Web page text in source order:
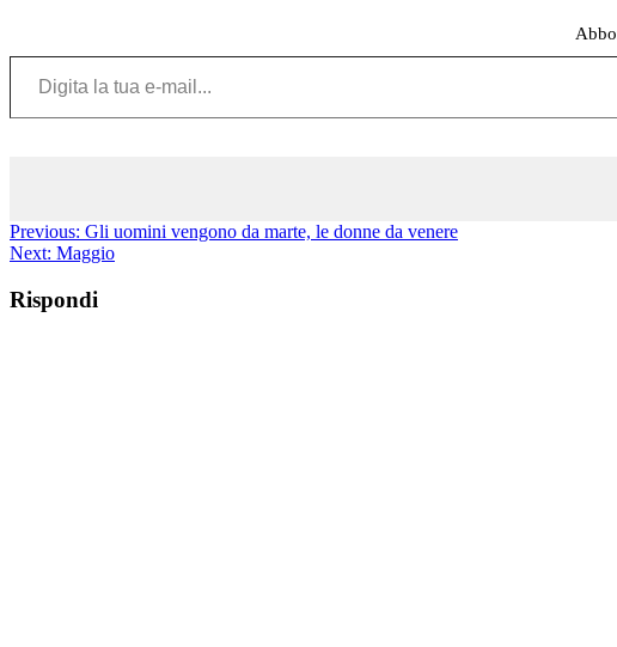
Digita la tua e-mail...
Previous: Gli uomini vengono da marte, le donne da venere
Next: Maggio
Rispondi